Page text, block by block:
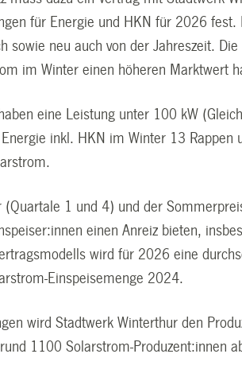
für Energie und HKN für 2026 fest.
sowie neu auch von der Jahreszeit.
im Winter einen höheren Marktwert
eine Leistung unter 100 kW
inkl. HKN im Winter 13 Rappen
1 und 4) und der
einen Anreiz bieten,
wird für 2026 eine
Einspeisemenge 2024.
wird Stadtwerk Winterthur den
1100 Solarstrom-Produzent:innen